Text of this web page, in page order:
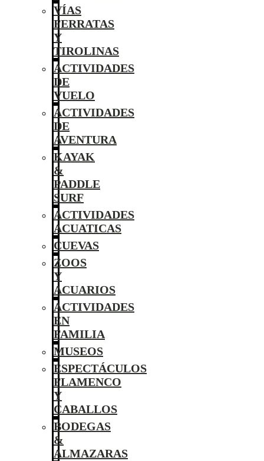
VÍAS
FERRATAS
Y
TIROLINAS
ACTIVIDADES
DE
VUELO
ACTIVIDADES
DE
AVENTURA
KAYAK
&
PADDLE
SURF
ACTIVIDADES
ACUATICAS
CUEVAS
ZOOS
Y
ACUARIOS
ACTIVIDADES
EN
FAMILIA
MUSEOS
ESPECTÁCULOS
FLAMENCO
Y
CABALLOS
BODEGAS
&
ALMAZARAS